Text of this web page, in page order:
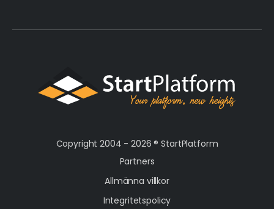
Copyright 2004 - 2026 ®StartPlatform
Partners
Allmänna villkor
Integritetspolicy